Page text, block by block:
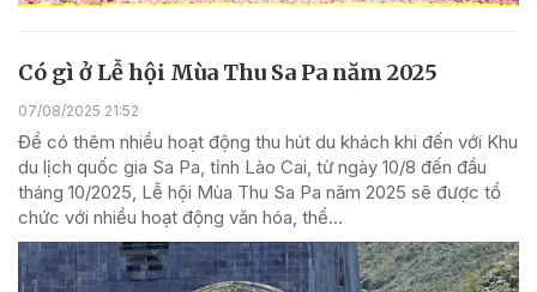
Có gì ở Lễ hội Mùa Thu Sa Pa năm 2025
07/08/2025 21:52
Để có thêm nhiều hoạt động thu hút du khách khi đến với Khu
du lịch quốc gia Sa Pa, tỉnh Lào Cai, từ ngày 10/8 đến đầu
tháng 10/2025, Lễ hội Mùa Thu Sa Pa năm 2025 sẽ được tổ
chức với nhiều hoạt động văn hóa, thể...